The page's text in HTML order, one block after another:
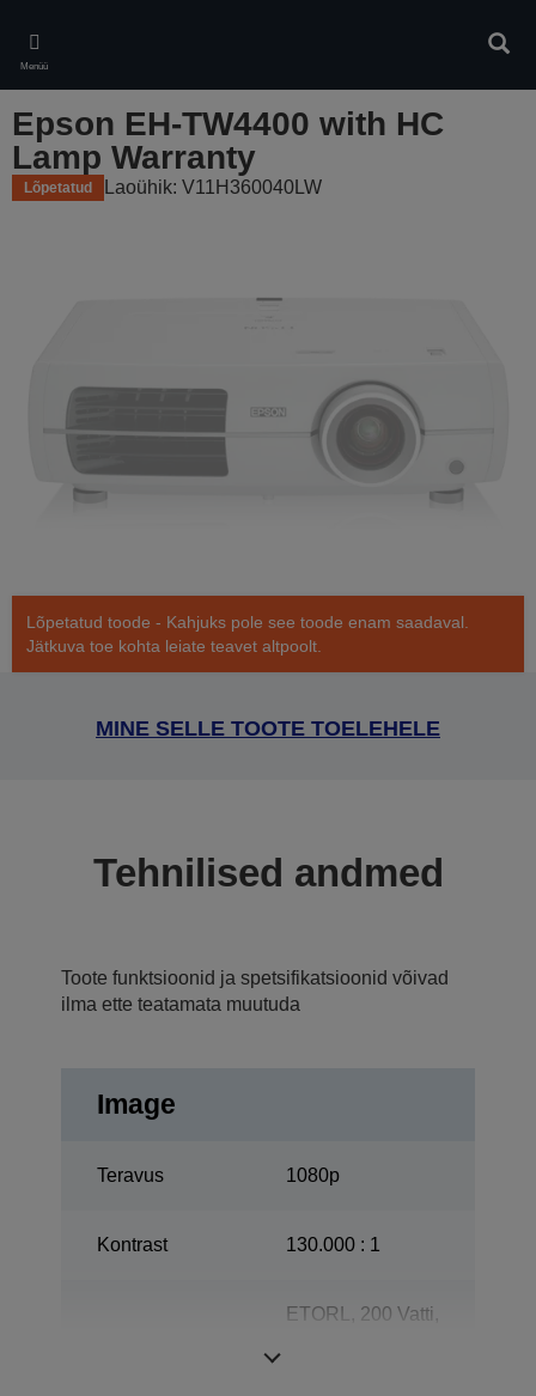
main
content
Menüü
Epson EH-TW4400 with HC
Lamp Warranty
Lõpetatud Laoühik: V11H360040LW
Lõpetatud toode - Kahjuks pole see toode enam saadaval.
Jätkuva toe kohta leiate teavet altpoolt.
MINE SELLE TOOTE TOELEHELE
Tehnilised andmed
Toote funktsioonid ja spetsifikatsioonid võivad
ilma ette teatamata muutuda
Image
Teravus 1080p
Kontrast 130.000 : 1
ETORL, 200 Vatti,